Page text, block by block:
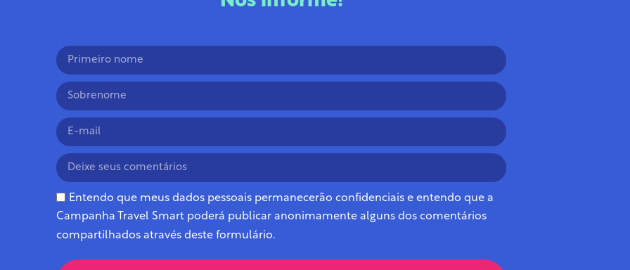
Entendo que meus dados pessoais permanecerão confidenciais e entendo que a
Campanha Travel Smart poderá publicar anonimamente alguns dos comentários
compartilhados através deste formulário.